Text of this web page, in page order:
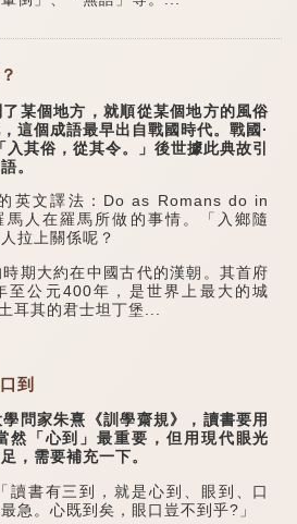
個地方，就順從某個地方的風俗
這個成語最早出自戰國時代。戰國·
其俗，從其令。」後世據此典故引
。
文譯法：Do as Romans do in
人在羅馬所做的事情。「入鄉隨
拉上關係呢？
大約在中國古代的漢朝。其首府
至公元400年，是世界上最大的城
耳其的君士坦丁堡...
到
家朱熹《訓學齋規》，讀書要用
然「心到」最重要，但用現代眼光
，需要補充一下。
書有三到，就是心到、眼到、口
。心既到矣，眼口豈不到乎?」